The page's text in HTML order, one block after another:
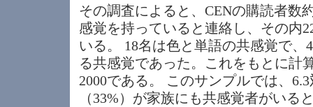
その調査によると、CENの購読者数
感覚を持っていると連絡し、その内
いる。 18名は色と単語の共感覚で
る共感覚であった。これをもとに計
2000である。 このサンプルでは、
（33%）が家族にも共感覚者がいる